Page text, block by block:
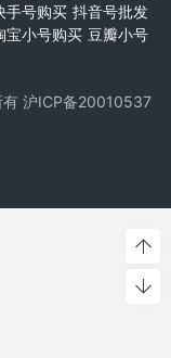
手号购买 抖音号批发
宝小号购买 豆瓣小号
沪ICP备20010537